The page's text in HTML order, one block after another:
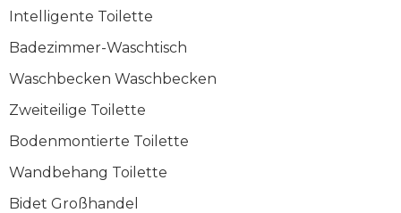
Intelligente Toilette
Badezimmer-Waschtisch
Waschbecken Waschbecken
Zweiteilige Toilette
Bodenmontierte Toilette
Wandbehang Toilette
Bidet Großhandel